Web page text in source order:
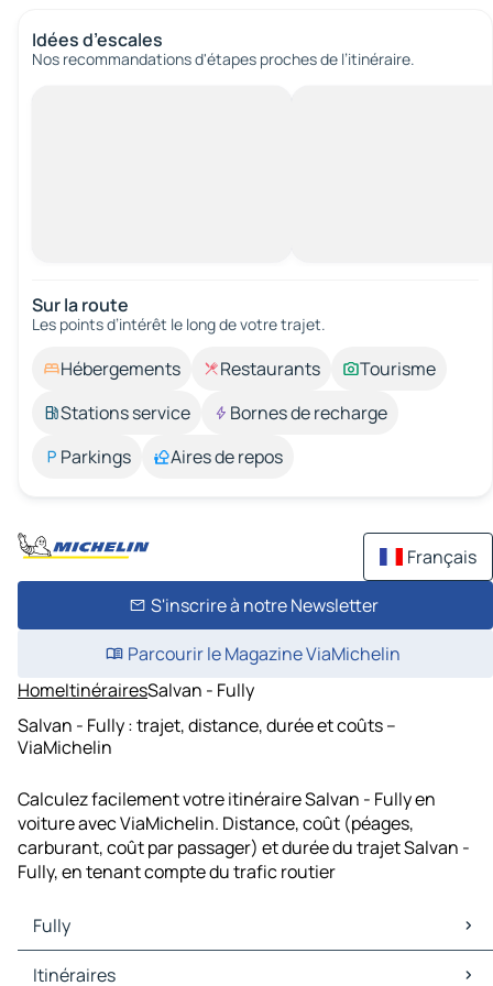
Idées d’escales
Nos recommandations d'étapes proches de l’itinéraire.
Sur la route
Les points d’intérêt le long de votre trajet.
Hébergements Restaurants
Tourisme
Stations service
Bornes de recharge
Parkings
Aires de repos
Français
S'inscrire à notre Newsletter
Parcourir le Magazine ViaMichelin
HomeItinérairesSalvan - Fully
Salvan - Fully : trajet, distance, durée et coûts –
ViaMichelin
Calculez facilement votre itinéraire Salvan - Fully en
voiture avec ViaMichelin. Distance, coût (péages,
carburant, coût par passager) et durée du trajet Salvan -
Fully, en tenant compte du trafic routier
Fully
Fully Cartes et plans
Itinéraires